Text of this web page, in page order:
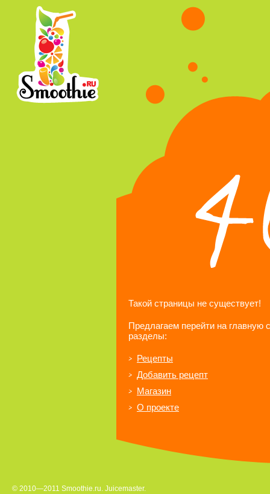
Такой страницы не существует!
Предлагаем перейти на
разделы:
Рецепты
Добавить рецепт
Магазин
О проекте
© 2010—2011 Smoothie.ru. Juicemaster.